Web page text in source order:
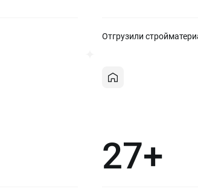
Отгрузили
27+